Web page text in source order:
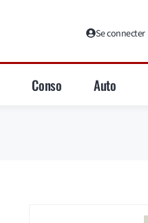
Se connecter
Conso Auto